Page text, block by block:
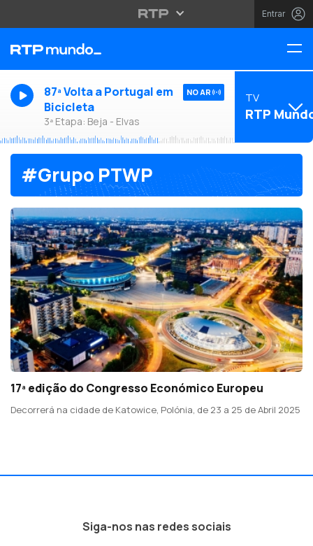
Entrar
87ª Volta a Portugal em
Bicicleta
3ª Etapa: Beja - Elvas
NO AR TV
RTP
#Grupo PTWP
17ª edição do Congresso Económico Europeu
Decorrerá na cidade de Katowice, Polónia, de 23 a 25 de Abril 2025
Siga-nos nas redes sociais